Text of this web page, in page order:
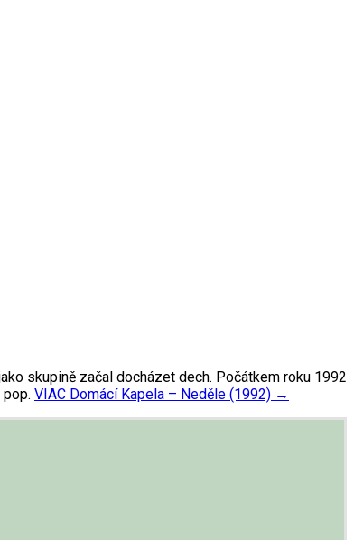
skupině začal docházet dech. Počátkem roku 1992
VIAC Domácí Kapela – Neděle (1992) →